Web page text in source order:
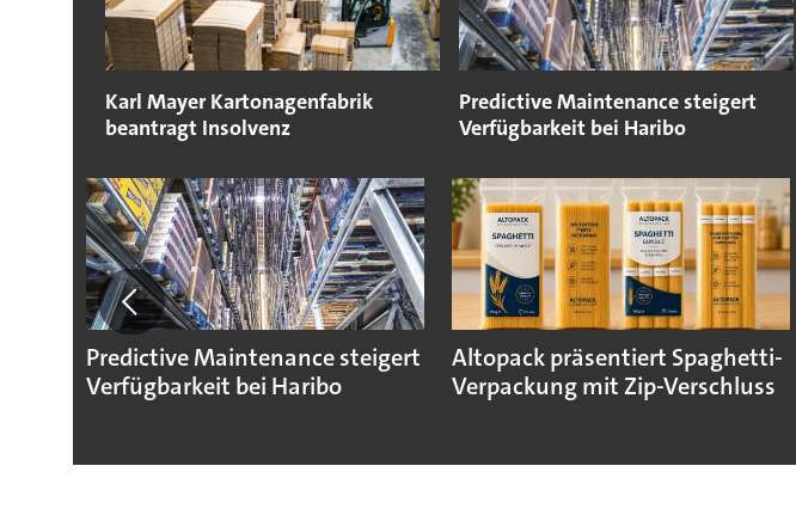
Karl Mayer Kartonagenfabrik
beantragt Insolvenz
Predictive Maintenance steigert
Verfügbarkeit bei Haribo
Predictive Maintenance steigert
Verfügbarkeit bei Haribo
Altopack präsentiert Spaghetti-
Verpackung mit Zip-Verschluss